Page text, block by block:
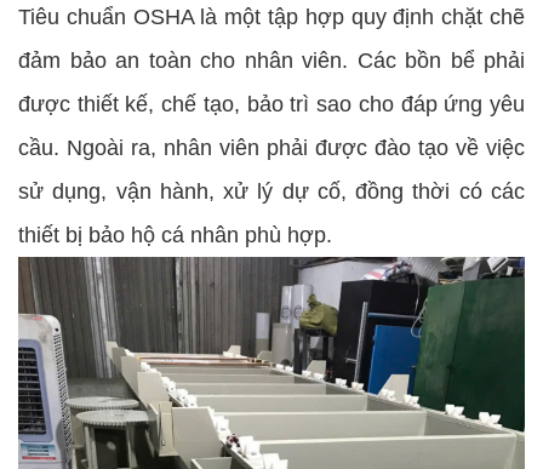
Tiêu chuẩn OSHA là một tập hợp quy định chặt chẽ
đảm bảo an toàn cho nhân viên. Các bồn bể phải
được thiết kế, chế tạo, bảo trì sao cho đáp ứng yêu
cầu. Ngoài ra, nhân viên phải được đào tạo về việc
sử dụng, vận hành, xử lý dự cố, đồng thời có các
thiết bị bảo hộ cá nhân phù hợp.